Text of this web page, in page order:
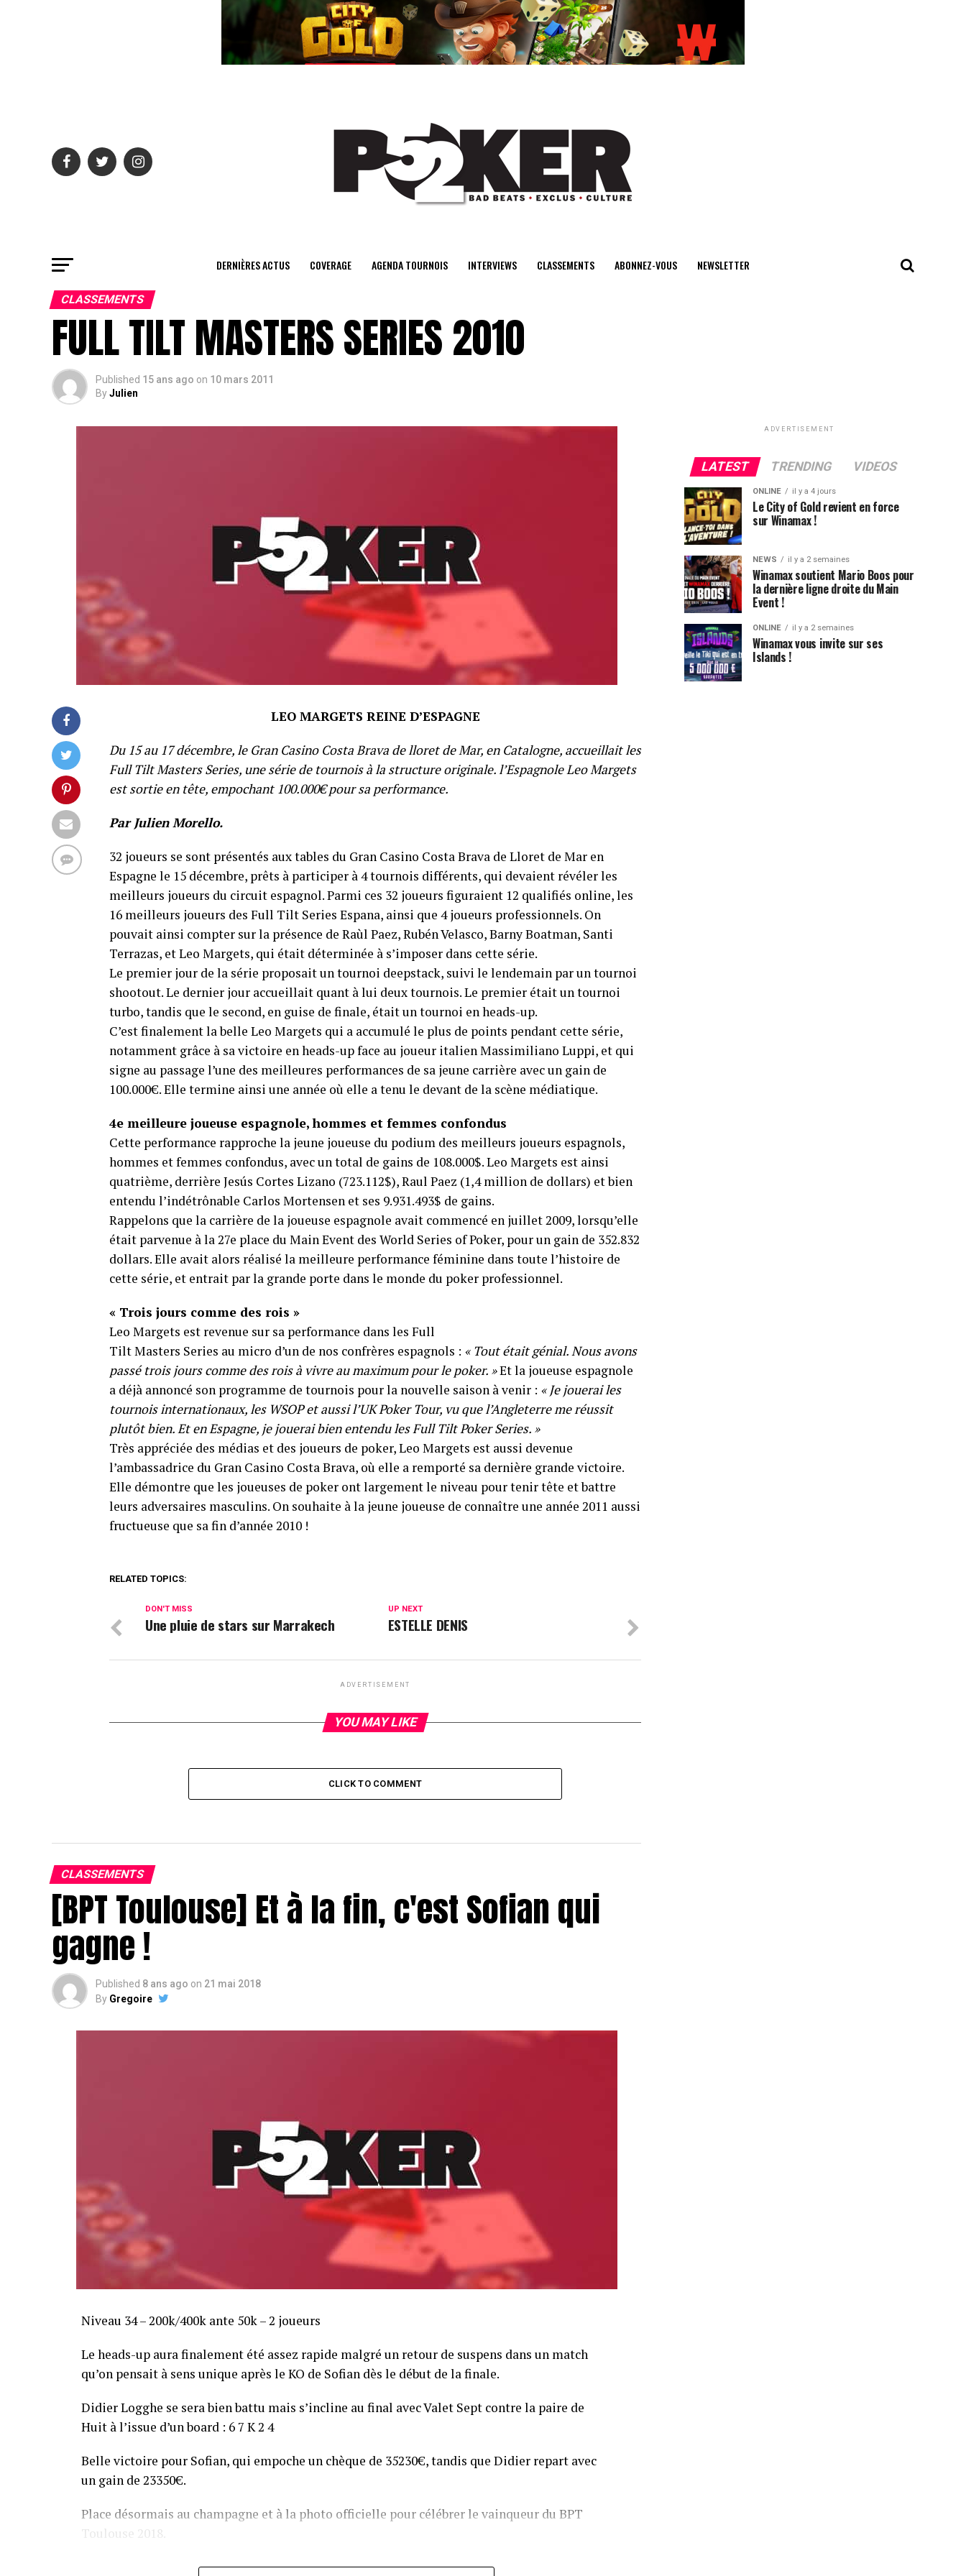
center>
DERNIÈRES ACTUS COVERAGE AGENDA TOURNOIS INTERVIEWS CLASSEMENTS ABONNEZ-VOUS NEWSLETTER
CLASSEMENTS
FULL TILT MASTERS SERIES 2010
Published 15 ans ago on 10 mars 2011
ByJulien
LEO MARGETS REINE D’ESPAGNE
Du 15 au 17 décembre, le Gran Casino Costa Brava de lloret de Mar, en Catalogne, accueillait les
Full Tilt Masters Series, une série de tournois à la structure originale. l’Espagnole Leo Margets
est sortie en tête, empochant 100.000€ pour sa performance.
Par Julien Morello.
32 joueurs se sont présentés aux tables du Gran Casino Costa Brava de Lloret de Mar en
Espagne le 15 décembre, prêts à participer à 4 tournois différents, qui devaient révéler les
meilleurs joueurs du circuit espagnol. Parmi ces 32 joueurs figuraient 12 qualifiés online, les
16 meilleurs joueurs des Full Tilt Series Espana, ainsi que 4 joueurs professionnels. On
pouvait ainsi compter sur la présence de Raùl Paez, Rubén Velasco, Barny Boatman, Santi
Terrazas, et Leo Margets, qui était déterminée à s’imposer dans cette série.
Le premier jour de la série proposait un tournoi deepstack, suivi le lendemain par un tournoi
shootout. Le dernier jour accueillait quant à lui deux tournois. Le premier était un tournoi
turbo, tandis que le second, en guise de finale, était un tournoi en heads-up.
C’est finalement la belle Leo Margets qui a accumulé le plus de points pendant cette série,
notamment grâce à sa victoire en heads-up face au joueur italien Massimiliano Luppi, et qui
signe au passage l’une des meilleures performances de sa jeune carrière avec un gain de
100.000€. Elle termine ainsi une année où elle a tenu le devant de la scène médiatique.
4e meilleure joueuse espagnole, hommes et femmes confondus
Cette performance rapproche la jeune joueuse du podium des meilleurs joueurs espagnols,
hommes et femmes confondus, avec un total de gains de 108.000$. Leo Margets est ainsi
quatrième, derrière Jesús Cortes Lizano (723.112$), Raul Paez (1,4 million de dollars) et bien
entendu l’indétrônable Carlos Mortensen et ses 9.931.493$ de gains.
Rappelons que la carrière de la joueuse espagnole avait commencé en juillet 2009, lorsqu’elle
était parvenue à la 27e place du Main Event des World Series of Poker, pour un gain de 352.832
dollars. Elle avait alors réalisé la meilleure performance féminine dans toute l’histoire de
cette série, et entrait par la grande porte dans le monde du poker professionnel.
« Trois jours comme des rois »
Leo Margets est revenue sur sa performance dans les Full
Tilt Masters Series au micro d’un de nos confrères espagnols : « Tout était génial. Nous avons
passé trois jours comme des rois à vivre au maximum pour le poker. »Et la joueuse espagnole
a déjà annoncé son programme de tournois pour la nouvelle saison à venir : « Je jouerai les
tournois internationaux, les WSOP et aussi l’UK Poker Tour, vu que l’Angleterre me réussit
plutôt bien. Et en Espagne, je jouerai bien entendu les Full Tilt Poker Series. »
Très appréciée des médias et des joueurs de poker, Leo Margets est aussi devenue
l’ambassadrice du Gran Casino Costa Brava, où elle a remporté sa dernière grande victoire.
Elle démontre que les joueuses de poker ont largement le niveau pour tenir tête et battre
leurs adversaires masculins. On souhaite à la jeune joueuse de connaître une année 2011 aussi
fructueuse que sa fin d’année 2010 !
RELATED TOPICS:
UP NEXT
ESTELLE DENIS
DON'T MISS
Une pluie de stars sur Marrakech
ADVERTISEMENT
YOU MAY LIKE
CLICK TO COMMENT
CLASSEMENTS
[BPT Toulouse] Et à la fin, c'est Sofian qui
gagne !
Published 8 ans ago on 21 mai 2018
By Gregoire
Niveau 34 – 200k/400k ante 50k – 2 joueurs
Le heads-up aura finalement été assez rapide malgré un retour de suspens dans un match
qu’on pensait à sens unique après le KO de Sofian dès le début de la finale.
Didier Logghe se sera bien battu mais s’incline au final avec Valet Sept contre la paire de
Huit à l’issue d’un board : 6 7 K 2 4
Belle victoire pour Sofian, qui empoche un chèque de 35230€, tandis que Didier repart avec
un gain de 23350€.
Place désormais au champagne et à la photo officielle pour célébrer le vainqueur du BPT
Toulouse 2018.
ADVERTISEMENT
LATEST TRENDING VIDEOS
ONLINE il y a 4 jours
Le City of Gold revient en force
sur Winamax !
NEWS il y a 2 semaines
Winamax soutient Mario Boos pour
la dernière ligne droite du Main
Event !
ONLINE il y a 2 semaines
Winamax vous invite sur ses
Islands !